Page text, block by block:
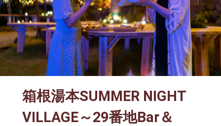
箱根湯本SUMMER NIGHT
VILLAGE～29番地Bar＆